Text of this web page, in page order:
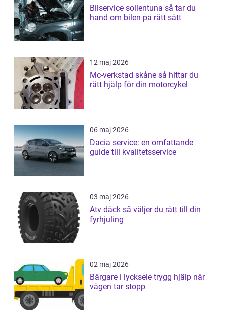
Bilservice sollentuna så tar du
hand om bilen på rätt sätt
12 maj 2026
Mc-verkstad skåne så hittar du
rätt hjälp för din motorcykel
06 maj 2026
Dacia service: en omfattande
guide till kvalitetsservice
03 maj 2026
Atv däck så väljer du rätt till din
fyrhjuling
02 maj 2026
Bärgare i lycksele trygg hjälp när
vägen tar stopp